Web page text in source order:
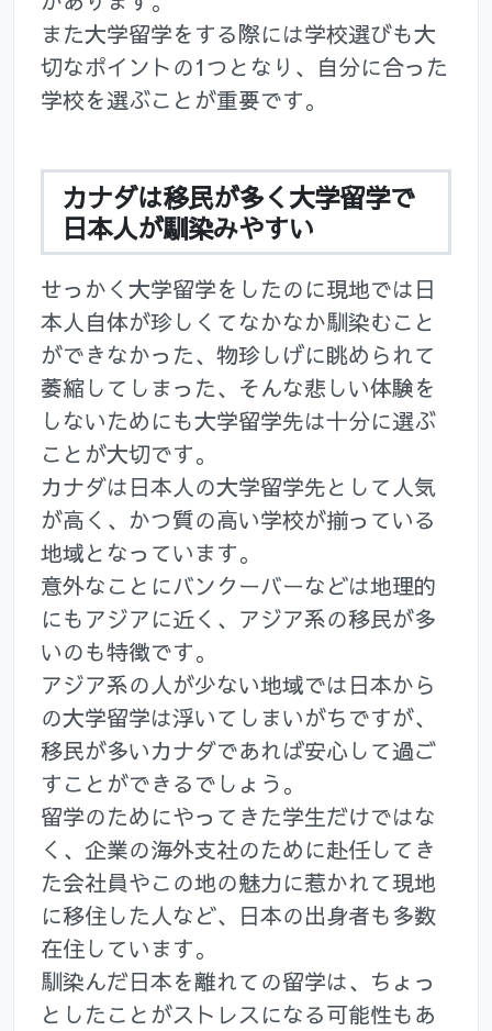
また大学留学をする際には学校選びも大
切なポイントの1つとなり、自分に合った
学校を選ぶことが重要です。
カナダは移民が多く大学留学で
日本人が馴染みやすい
せっかく大学留学をしたのに現地では日
本人自体が珍しくてなかなか馴染むこと
ができなかった、物珍しげに眺められて
萎縮してしまった、そんな悲しい体験を
しないためにも大学留学先は十分に選ぶ
ことが大切です。
カナダは日本人の大学留学先として人気
が高く、かつ質の高い学校が揃っている
地域となっています。
意外なことにバンクーバーなどは地理的
にもアジアに近く、アジア系の移民が多
いのも特徴です。
アジア系の人が少ない地域では日本から
の大学留学は浮いてしまいがちですが、
移民が多いカナダであれば安心して過ご
すことができるでしょう。
留学のためにやってきた学生だけではな
く、企業の海外支社のために赴任してき
た会社員やこの地の魅力に惹かれて現地
に移住した人など、日本の出身者も多数
在住しています。
馴染んだ日本を離れての留学は、ちょっ
としたことがストレスになる可能性もあ